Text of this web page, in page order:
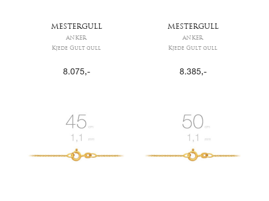
MESTERGULL
ANKER
Kjede Gult gull
8.075,-
MESTERGULL
ANKER
Kjede Gult gull
8.385,-